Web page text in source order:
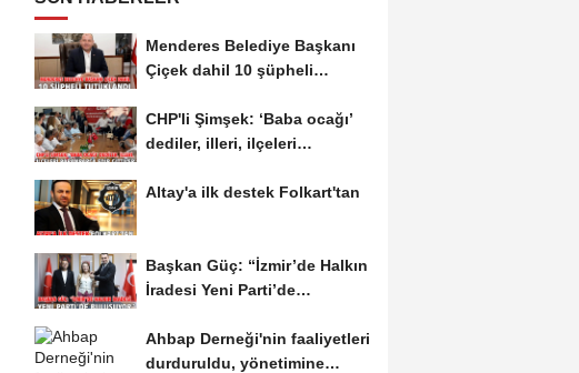
Menderes Belediye Başkanı
Çiçek dahil 10 şüpheli
CHP'li Şimşek: ‘Baba ocağı’
dediler, illeri, ilçeleri
Altay'a ilk destek Folkart'tan
Başkan Güç: “İzmir’de Halkın
İradesi Yeni Parti’de
Ahbap Derneği'nin faaliyetleri
durduruldu, yönetimine